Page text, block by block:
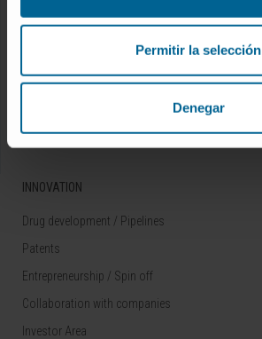
Permitir la selección
Denegar
Our Researchers
Technology platforms
INNOVATION
Drug development / Pipelines
Patents
Entrepreneurship / Spin off
Collaboration with companies
Investor Area